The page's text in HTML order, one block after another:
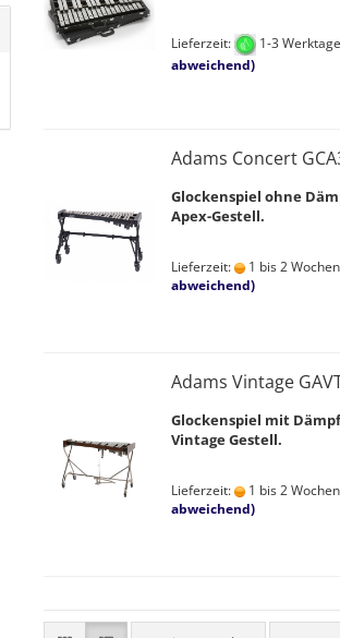
Lieferzeit: 1-3 Werktage
abweichend)
Adams Concert
Glockenspiel ohne
Apex-Gestell.
Lieferzeit: 1 bis 2 Wochen
abweichend)
Adams Vintage
Glockenspiel mit
Vintage Gestell.
Lieferzeit: 1 bis 2 Wochen
abweichend)